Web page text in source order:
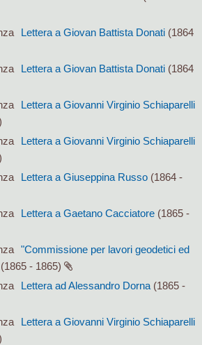
Lettera a Giovan Battista Donati (1864
Lettera a Giovan Battista Donati (1864
Lettera a Giovanni Virginio Schiaparelli
Lettera a Giovanni Virginio Schiaparelli
Lettera a Giuseppina Russo (1864 -
Lettera a Gaetano Cacciatore (1865 -
"Commissione per lavori geodetici ed
(1865 - 1865)
Lettera ad Alessandro Dorna (1865 -
Lettera a Giovanni Virginio Schiaparelli